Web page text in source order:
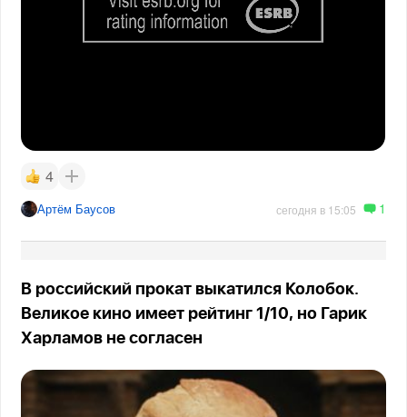
4
Артём Баусов сегодня в 15:05 1
В российский прокат выкатился Колобок.
Великое кино имеет рейтинг 1/10, но Гарик
Харламов не согласен